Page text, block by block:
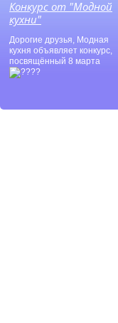
Конкурс от "Модной
кухни"
Дорогие друзья, Модная
кухня объявляет конкурс,
посвящённый 8 марта